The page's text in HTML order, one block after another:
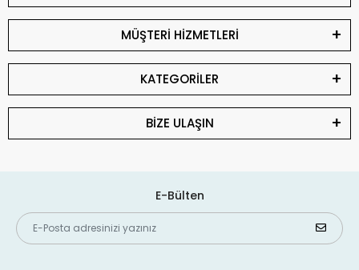
MÜŞTERİ HİZMETLERİ
KATEGORİLER
BİZE ULAŞIN
E-Bülten